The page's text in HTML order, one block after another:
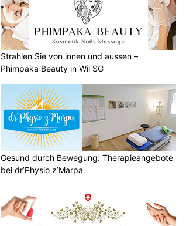
Strahlen Sie von innen und aussen –
Phimpaka Beauty in Wil SG
Gesund durch Bewegung: Therapieangebote
bei dr’Physio z’Marpa